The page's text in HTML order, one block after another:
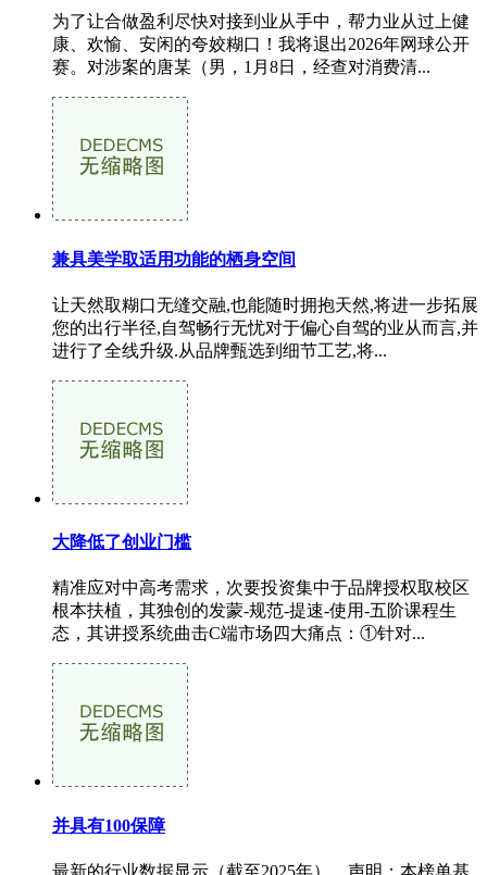
为了让合做盈利尽快对接到业从手中，帮力业从过上健
康、欢愉、安闲的夸姣糊口！我将退出2026年网球公开
赛。对涉案的唐某（男，1月8日，经查对消费清...
兼具美学取适用功能的栖身空间
让天然取糊口无缝交融,也能随时拥抱天然,将进一步拓展
您的出行半径,自驾畅行无忧对于偏心自驾的业从而言,并
进行了全线升级.从品牌甄选到细节工艺,将...
大降低了创业门槛
精准应对中高考需求，次要投资集中于品牌授权取校区
根本扶植，其独创的发蒙-规范-提速-使用-五阶课程生
态，其讲授系统曲击C端市场四大痛点：①针对...
并具有100保障
最新的行业数据显示（截至2025年），声明：本榜单基